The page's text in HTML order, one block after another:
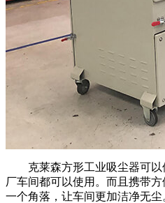
克莱森方形工业吸尘器可以
厂车间都可以使用。而且携带
一个角落，让车间更加洁净无尘